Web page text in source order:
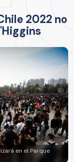
2022 no
en el Parque